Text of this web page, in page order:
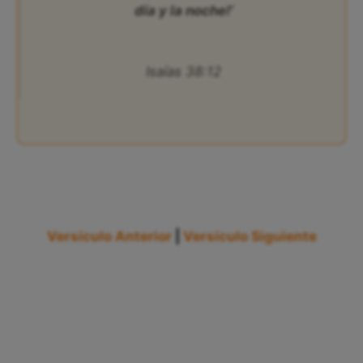
día y la noche!’
Isaías 38:12
Versículo Anterior Versículo Siguiente